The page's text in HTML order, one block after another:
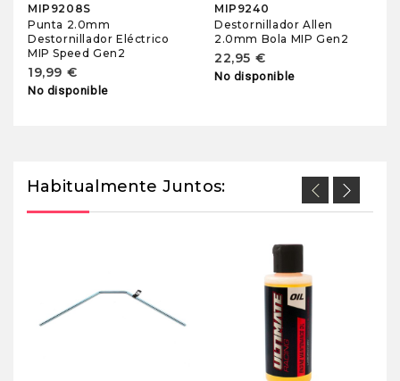
MIP9208S
Punta 2.0mm
Destornillador Eléctrico
MIP Speed Gen2
19,99 €
No disponible
MIP9240
Destornillador Allen
2.0mm Bola MIP Gen2
22,95 €
No disponible
Habitualmente Juntos: